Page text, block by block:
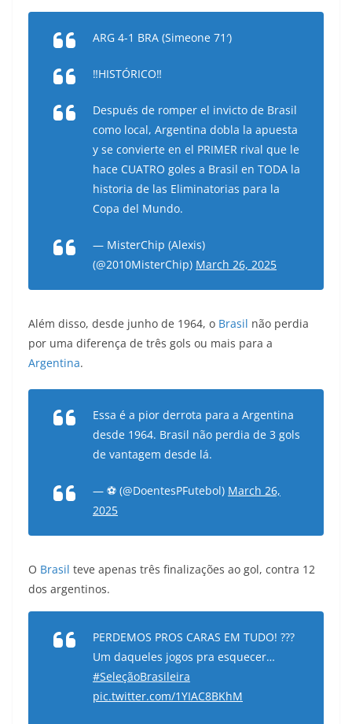
ARG 4-1 BRA (Simeone 71′)
‼️HISTÓRICO‼️
Después de romper el invicto de Brasil
como local, Argentina dobla la apuesta
y se convierte en el PRIMER rival que le
hace CUATRO goles a Brasil en TODA la
historia de las Eliminatorias para la
Copa del Mundo.
— MisterChip (Alexis)
(@2010MisterChip) March 26, 2025
Além disso, desde junho de 1964, o Brasil não perdia
por uma diferença de três gols ou mais para a
Argentina.
Essa é a pior derrota para a Argentina
desde 1964. Brasil não perdia de 3 gols
de vantagem desde lá.
— ⚽ (@DoentesPFutebol) March 26,
2025
O Brasil teve apenas três finalizações ao gol, contra 12
dos argentinos.
PERDEMOS PROS CARAS EM TUDO! ???
Um daqueles jogos pra esquecer…
#SeleçãoBrasileira
pic.twitter.com/1YIAC8BKhM